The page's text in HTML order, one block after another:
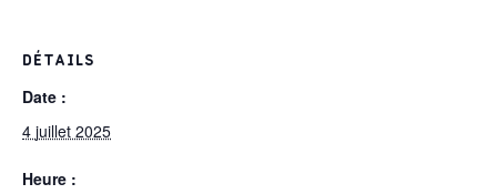
DÉTAILS
Date :
4 juillet 2025
Heure :